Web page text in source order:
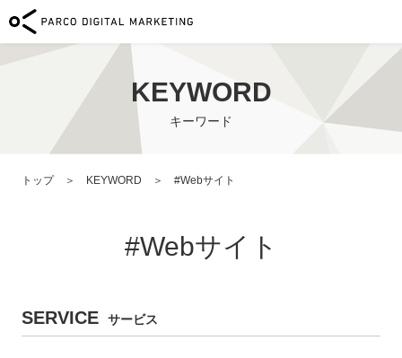
導入事例
メンバー
KEYWORD
キーワード
トップ KEYWORD #Webサイト
#Webサイト
SERVICE サービス